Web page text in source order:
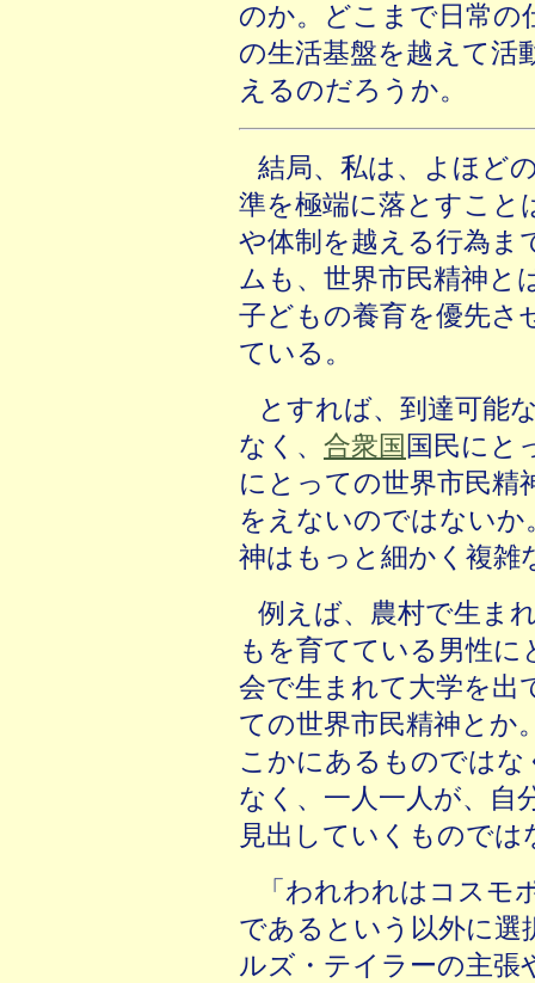
のか。どこまで日常の
の生活基盤を越えて活
えるのだろうか。
結局、私は、よほど
準を極端に落とすこと
や体制を越える行為ま
ムも、世界市民精神と
子どもの養育を優先さ
ている。
とすれば、到達可能
なく、 合衆国 国民にと
にとっての世界市民
をえないのではないか
神はもっと細かく複雑
例えば、農村で生ま
もを育てている男性に
会で生まれて大学を出
ての世界市民精神とか
こかにあるものでは
なく、一人一人が、自
見出していくもので
「われわれはコスモ
であるという以外に選
ルズ・テイラーの主張